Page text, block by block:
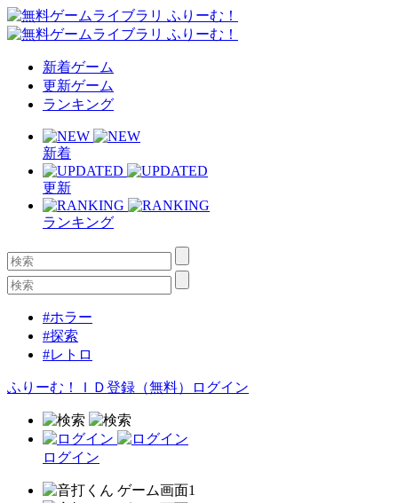
新着ゲーム
更新ゲーム
ランキング
新着
更新
ランキング
#ホラー
#探索
#レトロ
ふりーむ！ＩＤ登録（無料） ログイン
ログイン